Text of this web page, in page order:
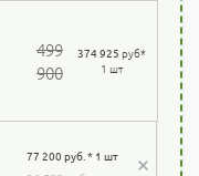
499
900
374 925руб*
1 шт
77 200 руб. * 1 шт